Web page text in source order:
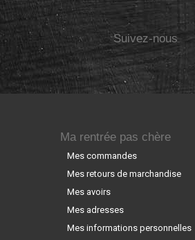
Suivez-nous
Ma rentrée pas chère
Mes commandes
Mes retours de marchandise
Mes avoirs
Mes adresses
Mes informations personnelles